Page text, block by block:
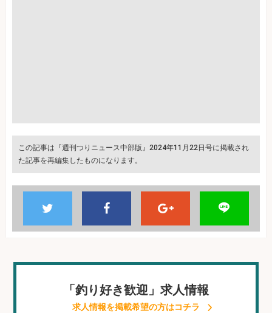
この記事は『週刊つりニュース中部版』2024年11月22日号に掲載され
た記事を再編集したものになります。
「釣り好き歓迎」求人情報
求人情報を掲載希望の方はコチラ